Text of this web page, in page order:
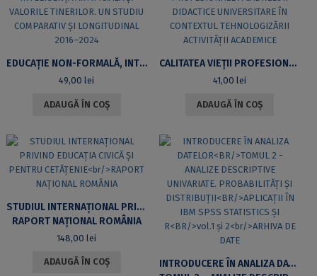
EDUCAȚIE NON-FORMALĂ, INTELIGENȚĂ ARTIFICIALĂ ȘI VALORILE TINERILOR. UN STUDIU COMPARATIV ȘI LONGITUDINAL 2016–2024
49,00lei
ADAUGĂ ÎN COȘ
CALITATEA VIEȚII PROFESIONALE A CADRELOR DIDACTICE UNIVERSITARE ÎN CONTEXTUL TEHNOLOGIZĂRII ACTIVITĂȚII ACADEMICE
41,00lei
ADAUGĂ ÎN COȘ
STUDIUL INTERNAȚIONAL PRIVIND EDUCAȚIA CIVICĂ ȘI PENTRU CETĂȚENIE
RAPORT NAȚIONAL ROMÂNIA
148,00lei
ADAUGĂ ÎN COȘ
INTRODUCERE ÎN ANALIZA DATELOR